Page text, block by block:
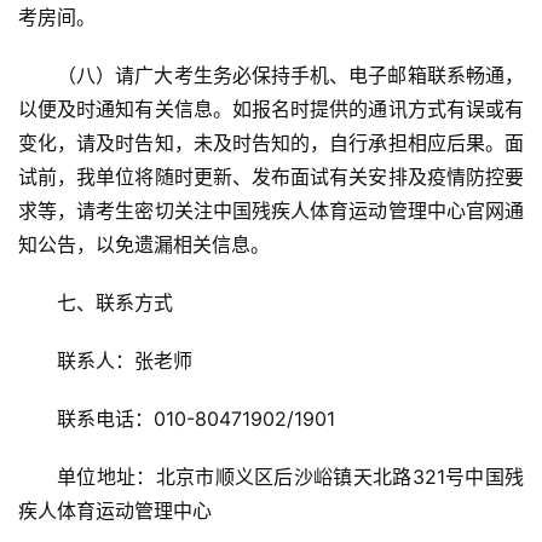
考房间。
（八）请广大考生务必保持手机、电子邮箱联系畅通，
以便及时通知有关信息。如报名时提供的通讯方式有误或有
变化，请及时告知，未及时告知的，自行承担相应后果。面
试前，我单位将随时更新、发布面试有关安排及疫情防控要
求等，请考生密切关注中国残疾人体育运动管理中心官网通
知公告，以免遗漏相关信息。
七、联系方式
联系人：张老师
联系电话：010-80471902/1901
单位地址：北京市顺义区后沙峪镇天北路321号中国残
疾人体育运动管理中心